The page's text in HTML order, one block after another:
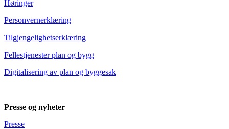
Høringer
Personvernerklæring
Tilgjengelighetserklæring
Fellestjenester plan og bygg
Digitalisering av plan og byggesak
Presse og nyheter
Presse